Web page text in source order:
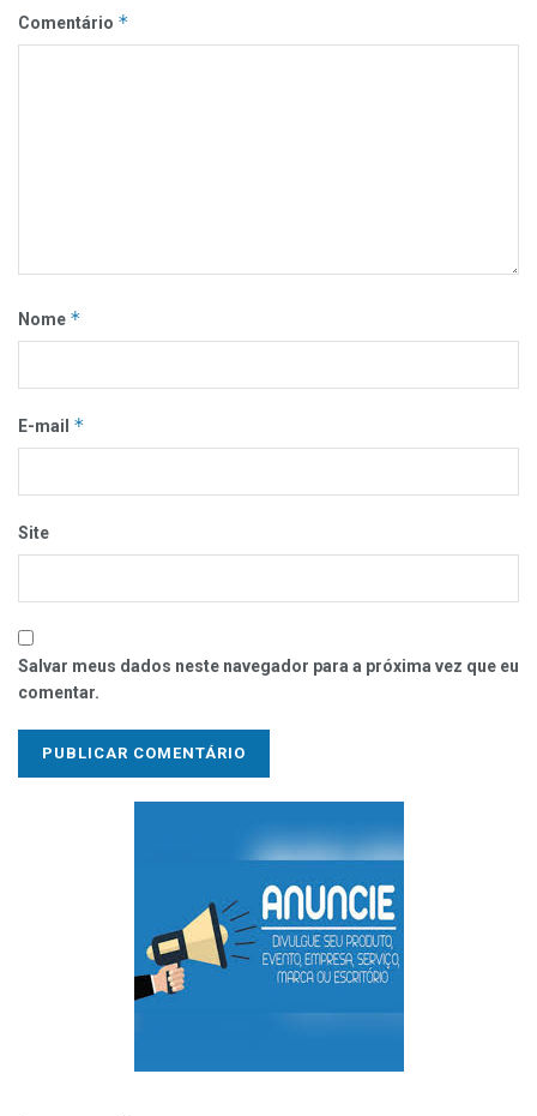
Comentário *
Nome *
E-mail *
Site
Salvar meus dados neste navegador para a próxima vez que eu
comentar.